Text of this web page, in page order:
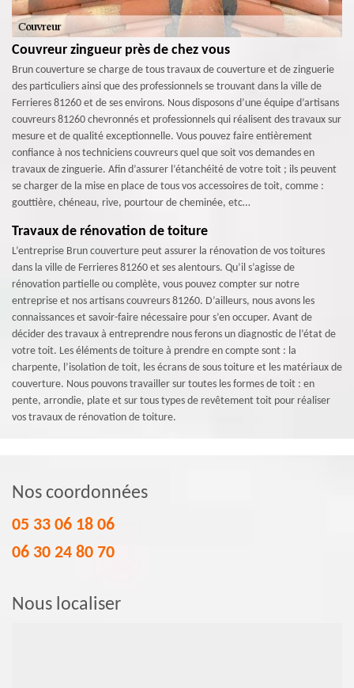
Couvreur zingueur près de chez vous
Brun couverture se charge de tous travaux de couverture et de zinguerie
des particuliers ainsi que des professionnels se trouvant dans la ville de
Ferrieres 81260 et de ses environs. Nous disposons d’une équipe d’artisans
couvreurs 81260 chevronnés et professionnels qui réalisent des travaux sur
mesure et de qualité exceptionnelle. Vous pouvez faire entièrement
confiance à nos techniciens couvreurs quel que soit vos demandes en
travaux de zinguerie. Afin d’assurer l’étanchéité de votre toit ; ils peuvent
se charger de la mise en place de tous vos accessoires de toit, comme :
gouttière, chéneau, rive, pourtour de cheminée, etc…
Travaux de rénovation de toiture
L’entreprise Brun couverture peut assurer la rénovation de vos toitures
dans la ville de Ferrieres 81260 et ses alentours. Qu’il s’agisse de
rénovation partielle ou complète, vous pouvez compter sur notre
entreprise et nos artisans couvreurs 81260. D’ailleurs, nous avons les
connaissances et savoir-faire nécessaire pour s’en occuper. Avant de
décider des travaux à entreprendre nous ferons un diagnostic de l’état de
votre toit. Les éléments de toiture à prendre en compte sont : la
charpente, l’isolation de toit, les écrans de sous toiture et les matériaux de
couverture. Nous pouvons travailler sur toutes les formes de toit : en
pente, arrondie, plate et sur tous types de revêtement toit pour réaliser
vos travaux de rénovation de toiture.
Nos coordonnées
05 33 06 18 06
06 30 24 80 70
Nous localiser